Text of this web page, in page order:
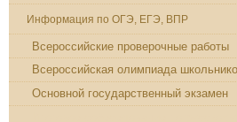
Информация по ОГЭ, ЕГЭ, ВПР
Всероссийские проверочные работы
Всероссийская олимпиада
Основной государственный экзамен